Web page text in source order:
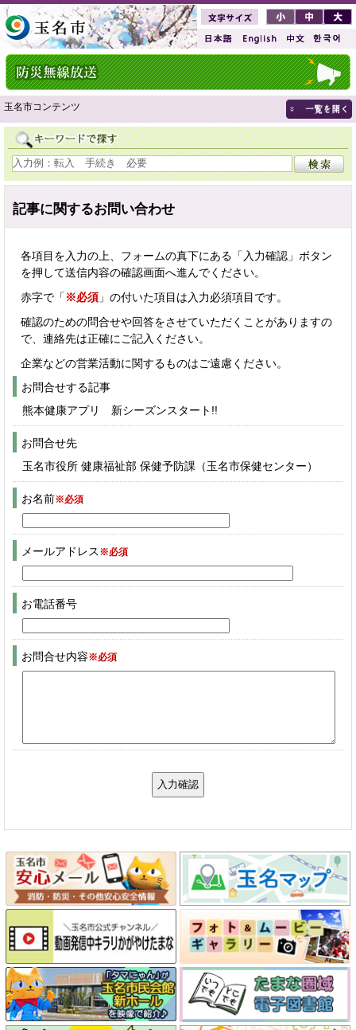
玉名市コンテンツ
記事に関するお問い合わせ
各項目を入力の上、フォームの真下にある「入力確認」ボタン
を押して送信内容の確認画面へ進んでください。
赤字で「 ※必須 」の付いた項目は入力必須項目です。
確認のための問合せや回答をさせていただくことがありますの
で、連絡先は正確にご記入ください。
企業などの営業活動に関するものはご遠慮ください。
お問合せする記事
熊本健康アプリ 新シーズンスタート!!
お問合せ先
玉名市役所 健康福祉部 保健予防課（玉名市保健センター）
お名前※必須
メールアドレス ※必須
お電話番号
お問合せ内容※必須